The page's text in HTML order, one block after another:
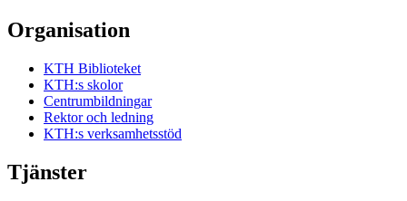
Organisation
KTH Biblioteket
KTH:s skolor
Centrumbildningar
Rektor och ledning
KTH:s verksamhetsstöd
Tjänster